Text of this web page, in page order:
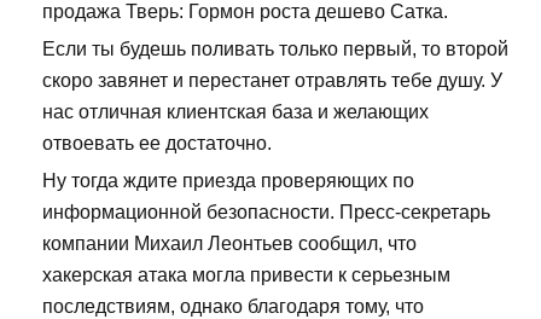
продажа Тверь: Гормон роста дешево Сатка.
Если ты будешь поливать только первый, то второй
скоро завянет и перестанет отравлять тебе душу. У
нас отличная клиентская база и желающих
отвоевать ее достаточно.
Ну тогда ждите приезда проверяющих по
информационной безопасности. Пресс-секретарь
компании Михаил Леонтьев сообщил, что
хакерская атака могла привести к серьезным
последствиям, однако благодаря тому, что